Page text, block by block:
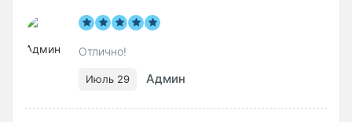
Отлично!
Июль 29 Админ